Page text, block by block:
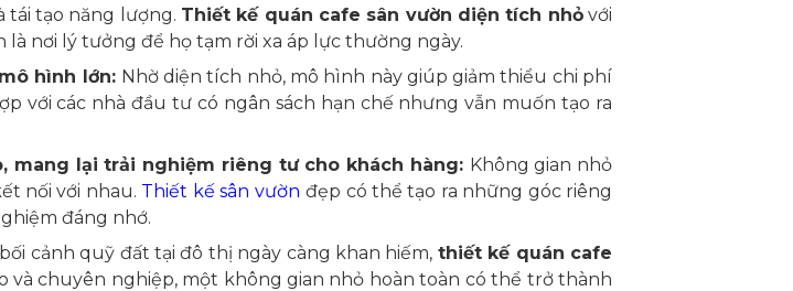
tái tạo năng lượng. Thiết kế quán cafe sân vườn diện tích nhỏvới
nơi lý tưởng để họ tạm rời xa áp lực thường ngày.
hình lớn: Nhờ diện tích nhỏ, mô hình này giúp giảm thiểu chi phí
với các nhà đầu tư có ngân sách hạn chế nhưng vẫn muốn tạo ra
mang lại trải nghiệm riêng tư cho khách hàng: Không gian nhỏ
nối với nhau. Thiết kế sân vườn đẹp có thể tạo ra những góc riêng
đáng nhớ.
cảnh quỹ đất tại đô thị ngày càng khan hiếm, thiết kế quán cafe
và chuyên nghiệp, một không gian nhỏ hoàn toàn có thể trở thành